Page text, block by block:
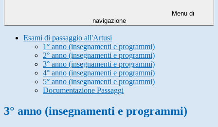
Menu di
navigazione
Esami di passaggio all'Artusi
1° anno (insegnamenti e programmi)
2° anno (insegnamenti e programmi)
3° anno (insegnamenti e programmi)
4° anno (insegnamenti e programmi)
5° anno (insegnamenti e programmi)
Documentazione Passaggi
3° anno (insegnamenti e programmi)